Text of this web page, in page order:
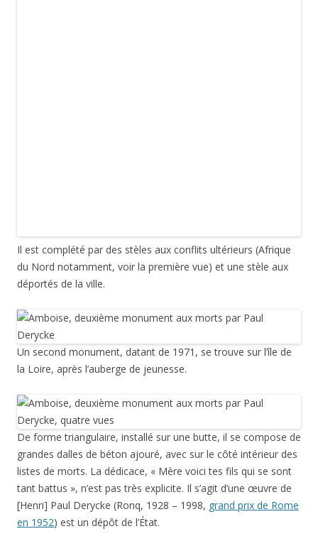
Il est complété par des stèles aux conflits ultérieurs (Afrique
du Nord notamment, voir la première vue) et une stèle aux
déportés de la ville.
Un second monument, datant de 1971, se trouve sur l’île de
la Loire, après l’auberge de jeunesse.
De forme triangulaire, installé sur une butte, il se compose de
grandes dalles de béton ajouré, avec sur le côté intérieur des
listes de morts. La dédicace, « Mère voici tes fils qui se sont
tant battus », n’est pas très explicite. Il s’agit d’une œuvre de
[Henri] Paul Derycke (Ronq, 1928 – 1998, grand prix de Rome
en 1952) est un dépôt de l’État.